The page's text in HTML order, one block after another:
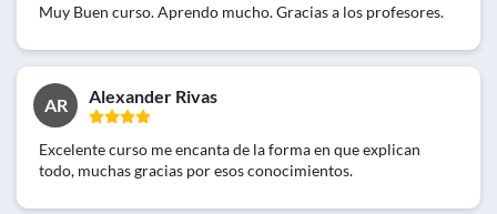
Muy Buen curso. Aprendo mucho. Gracias a los profesores.
AR Alexander Rivas
Excelente curso me encanta de la forma en que explican
todo, muchas gracias por esos conocimientos.